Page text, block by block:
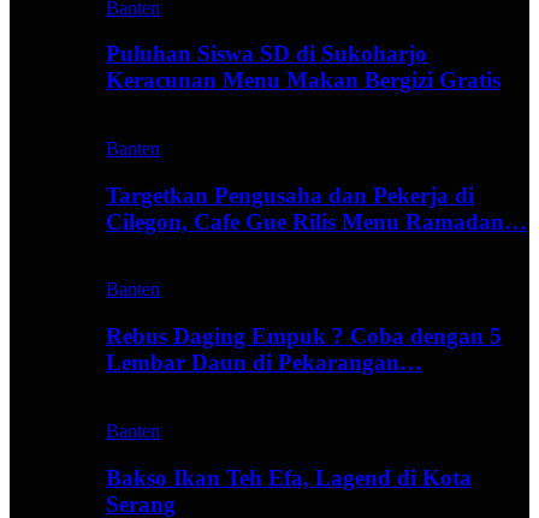
Banten
Puluhan Siswa SD di Sukoharjo
Keracunan Menu Makan Bergizi Gratis
Banten
Targetkan Pengusaha dan Pekerja di
Cilegon, Cafe Gue Rilis Menu Ramadan…
Banten
Rebus Daging Empuk ? Coba dengan 5
Lembar Daun di Pekarangan…
Banten
Bakso Ikan Teh Efa, Lagend di Kota
Serang